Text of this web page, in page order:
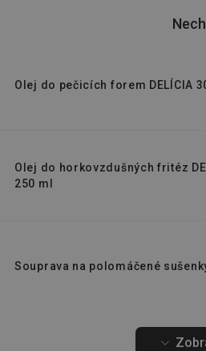
Olej do pečicích forem DELÍCIA
Olej do horkovzdušných fritéz
250 ml
Souprava na polomáčené